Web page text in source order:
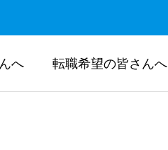
へ 転職希望の皆さんへ